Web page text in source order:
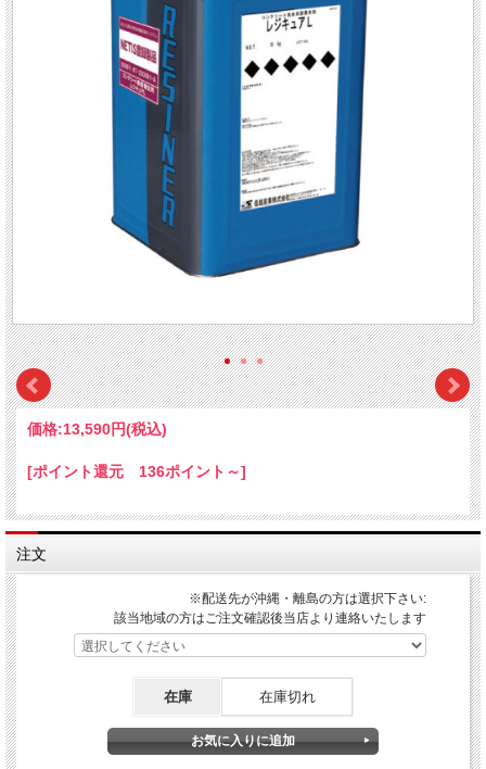
価格:13,590円(税込)
[ポイント還元 136ポイント～]
注文
※配送先が沖縄・離島の方は選択下さい:
該当地域の方はご注文確認後当店より連絡いたします
在庫 在庫切れ